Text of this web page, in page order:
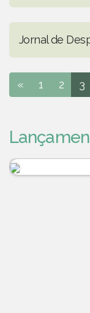
Jornal de
« 1 2 3